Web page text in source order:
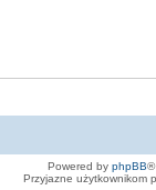
Powered by phpBB®
Przyjazne użytkownikom